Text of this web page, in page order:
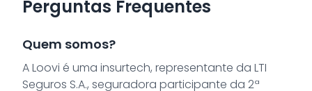
Perguntas Frequentes
Quem somos?
A Loovi é uma insurtech, representante da LTI
Seguros S.A., seguradora participante da 2ª